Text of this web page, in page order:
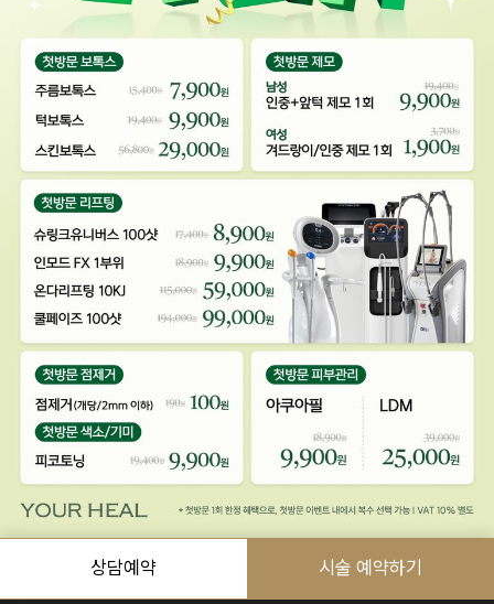
예상금액(VAT 별도)
상담예약 시술 예약하기